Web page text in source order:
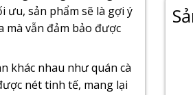
ưu, sản phẩm sẽ là gợi ý
vẫn đảm bảo được
khác nhau như quán cà
nét tinh tế, mang lại